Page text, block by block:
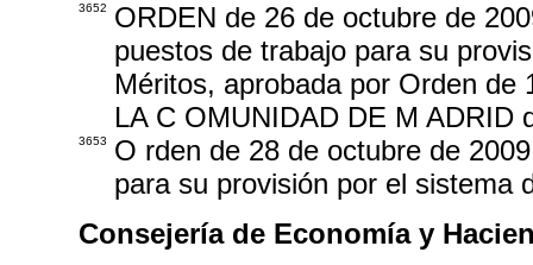
3652
ORDEN de 26 de octubre de
puestos de trabajo para su
Méritos, aprobada por Orden
LA C OMUNIDAD DE M ADRID
3653
O rden de 28 de octubre de
para su provisión por el sistema
Consejería de Economía y